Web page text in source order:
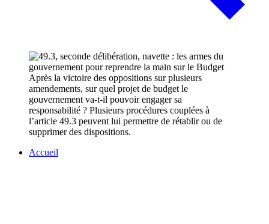
Après la victoire des oppositions sur plusieurs
amendements, sur quel projet de budget le
gouvernement va-t-il pouvoir engager sa
responsabilité ? Plusieurs procédures couplées à
l’article 49.3 peuvent lui permettre de rétablir ou de
supprimer des dispositions.
Accueil